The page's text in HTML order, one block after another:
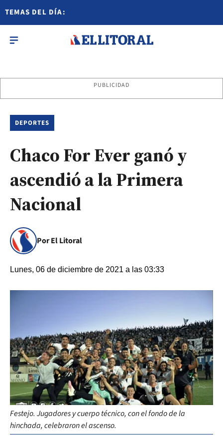
TEMAS DEL DÍA:
PUBLICIDAD
DEPORTES
Chaco For Ever ganó y
ascendió a la Primera
Nacional
Por El Litoral
Lunes, 06 de diciembre de 2021 a las 03:33
Festejo. Jugadores y cuerpo técnico, con el fondo de la
hinchada, celebraron el ascenso.